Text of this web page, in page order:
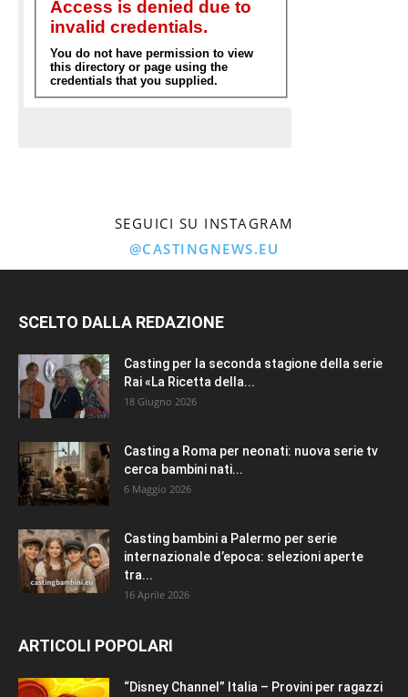
SEGUICI SU INSTAGRAM
@CASTINGNEWS.EU
SCELTO DALLA REDAZIONE
Casting per la seconda stagione della serie
Rai «La Ricetta della...
18 Giugno 2026
Casting a Roma per neonati: nuova serie tv
cerca bambini nati...
6 Maggio 2026
Casting bambini a Palermo per serie
internazionale d’epoca: selezioni aperte
tra...
16 Aprile 2026
ARTICOLI POPOLARI
“Disney Channel” Italia – Provini per ragazzi